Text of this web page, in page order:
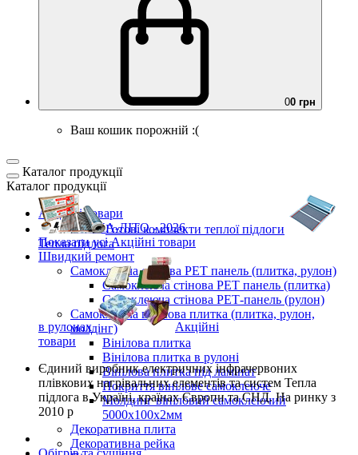
00 грн
Ваш кошик порожній :(
Каталог продукції
Каталог продукції
Акційні товари
ВЕСНА-ЛІТО - 2026
Показати усі Акційні товари
Швидкий ремонт
Самоклеюча стінова PET панель (плитка, рулон)
Самоклеюча стінова PET панель (плитка)
Самоклеюча стінова РЕТ-панель (рулон)
Самоклеюча вінілова плитка (плитка, рулон,
молдінг)
Вінілова плитка
Вінілова плитка в рулоні
Вінілова плитка під ламінат
Покриття вінілове самоклеюче
Молдинг вініловий самоклеючий
5000х100х2мм
Декоративна плита
Декоративна рейка
Готові комплекти теплої підлоги
Тепла підлога
в рулонах
Акційні
товари
Єдиний виробникелектричних інфрачервоних
плівкових нагрівальних елементів та систем Тепла
підлога в Україні, країнах Європи та СНД.На ринку з
2010 р